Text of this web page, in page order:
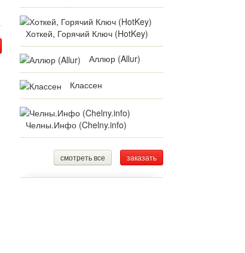
Хоткей, Горячий Ключ (HotKey)
Аллюр (Allur)
Классен
Челны.Инфо (Chelny.info)
смотреть все заказать